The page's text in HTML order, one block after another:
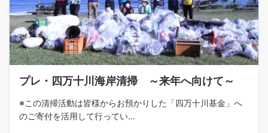
プレ・四万十川海岸清掃 ～来年へ向けて～
※この清掃活動は皆様からお預かりした「四万十川基金」へ
のご寄付を活用して行ってい...